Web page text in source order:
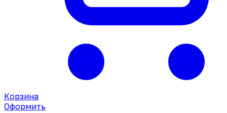
Корзина
Оформить